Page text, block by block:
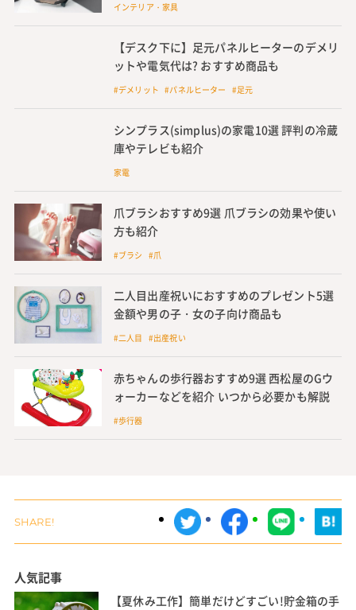
インテリア・家具
【デスク下に】足元パネルヒーターのデメリ
ットや電気代は? おすすめ商品も
#デメリット #パネルヒーター #足元
シンプラス(simplus)の家電10選 評判の冷蔵
庫やテレビも紹介
家電
爪ブラシおすすめ9選 爪ブラシの効果や使い
方も紹介
#ブラシ #爪
二人目出産祝いにおすすめのプレゼント5選
金額や男の子・女の子向け商品も
#二人目 #出産祝い
赤ちゃんの歩行器おすすめ9選 西松屋のGウ
ォーカーなどを紹介 いつから必要かも解説
#歩行器
人気記事
【夏休み工作】簡単だけどすごい!貯金箱の手